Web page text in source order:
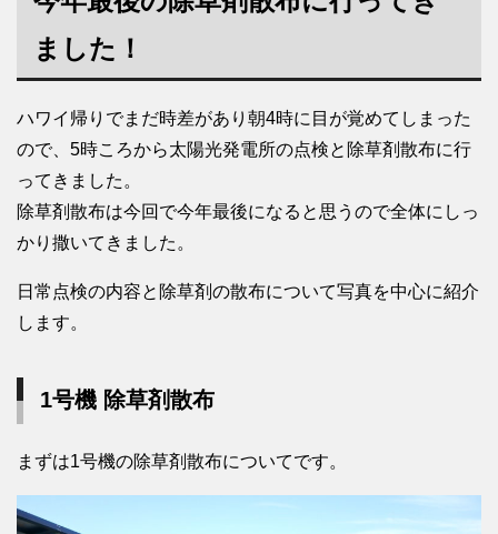
ました！
ハワイ帰りでまだ時差があり朝4時に目が覚めてしまった
ので、5時ころから太陽光発電所の点検と除草剤散布に行
ってきました。
除草剤散布は今回で今年最後になると思うので全体にしっ
かり撒いてきました。
日常点検の内容と除草剤の散布について写真を中心に紹介
します。
1号機 除草剤散布
まずは1号機の除草剤散布についてです。